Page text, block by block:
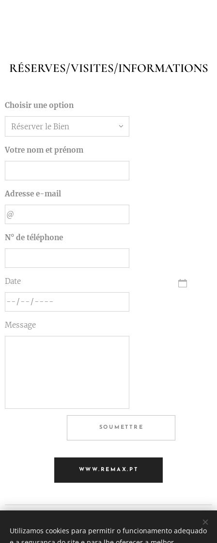
RÉSERVES/VISITES/INFORMATIONS
Choisir une option
Votre nom et prénom
Adresse e-mail
N° de téléphone
Date
Message
SOUMETTRE
WWW.REMAX.PT
Tous droits réservés 2023
Utilizamos cookies para permitir o funcionamento adequado